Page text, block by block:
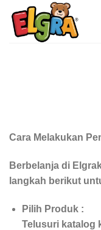
content
Cara Melakukan
Berbelanja di
langkah berikut
Pilih Produk :
Telusuri katalog